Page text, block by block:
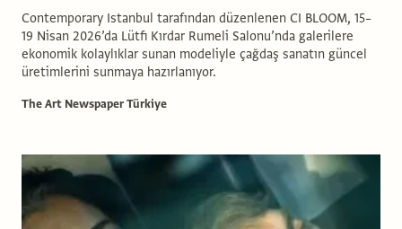
Contemporary Istanbul tarafından düzenlenen CI BLOOM, 15–
19 Nisan 2026’da Lütfi Kırdar Rumeli Salonu’nda galerilere
ekonomik kolaylıklar sunan modeliyle çağdaş sanatın güncel
üretimlerini sunmaya hazırlanıyor.
The Art Newspaper Türkiye